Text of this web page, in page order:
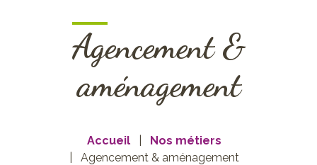
Agencement &
aménagement
Accueil
Nos métiers
Agencement & aménagement